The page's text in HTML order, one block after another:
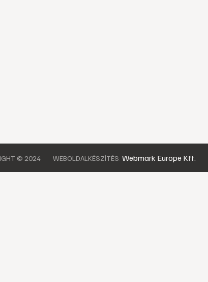
© 2024 WEBOLDALKÉSZÍTÉS: Webmark Europe Kft.